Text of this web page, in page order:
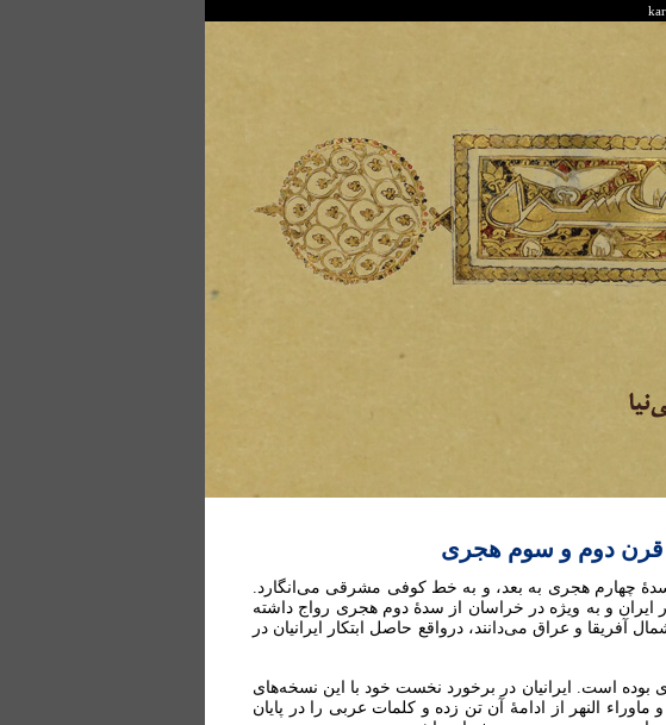
قرن دوم و سوم هجری
سدۀ چهارم هجری به بعد، و به خط کوفی مشرقی می‌انگارد.
ایران و به ویژه در خراسان از سدۀ دوم هجری رواج داشته
و عراق می‌دانند، درواقع حاصل ابتکار ایرانیان در
بوده است. ایرانیان در برخورد نخست خود با این نسخه‌های
النهر از ادامۀ آن تن زده و کلمات عربی را در پایان